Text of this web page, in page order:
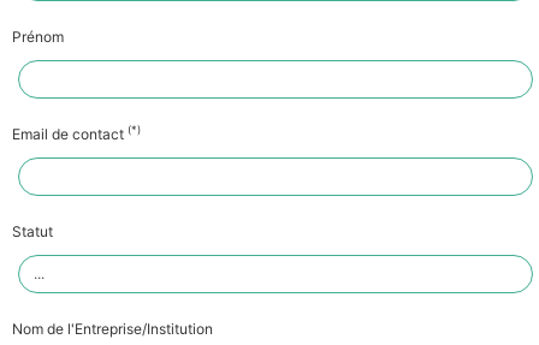
Prénom
Email de contact (*)
Statut
Nom de l'Entreprise/Institution